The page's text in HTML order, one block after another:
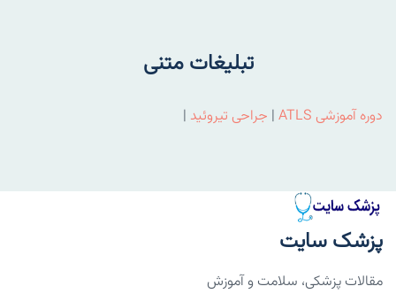
تبلیغات متنی
دوره آموزشی ATLS | جراحی تیروئید |
پزشک سایت
مقالات پزشکی، سلامت و آموزش